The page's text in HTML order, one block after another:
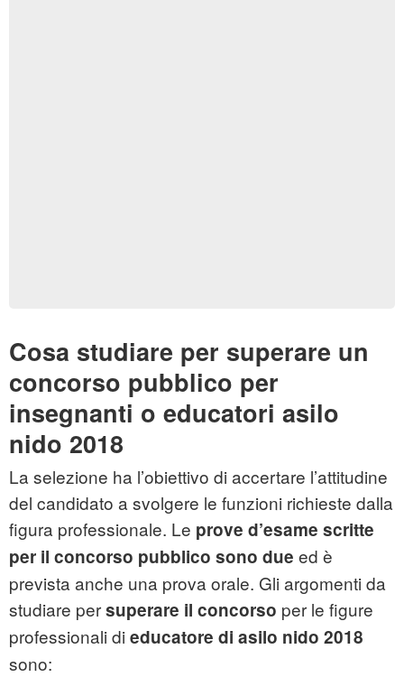
Cosa studiare per superare un
concorso pubblico per
insegnanti o educatori asilo
nido 2018
La selezione ha l’obiettivo di accertare l’attitudine
del candidato a svolgere le funzioni richieste dalla
figura professionale. Le prove d’esame scritte
per il concorso pubblico sono due ed è
prevista anche una prova orale. Gli argomenti da
studiare persuperare il concorso per le figure
professionali di educatore di asilo nido 2018
sono: